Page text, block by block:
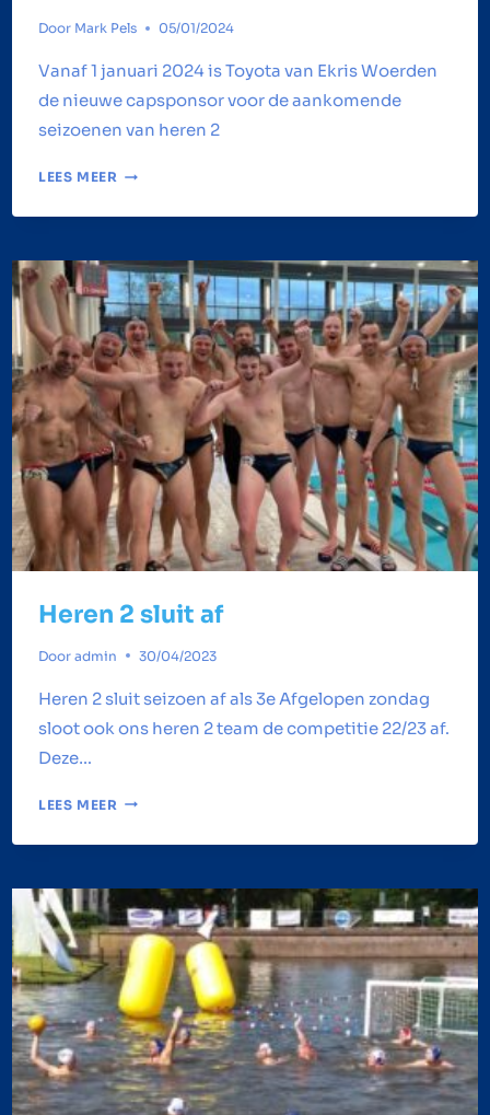
Door Mark Pels 05/01/2024
Vanaf 1 januari 2024 is Toyota van Ekris Woerden
de nieuwe capsponsor voor de aankomende
seizoenen van heren 2
LEES MEER TOYOTA
EKRIS
NIEUWE
CAPSPONSOR!
Heren 2 sluit af
Door admin 30/04/2023
Heren 2 sluit seizoen af als 3e Afgelopen zondag
sloot ook ons heren 2 team de competitie 22/23 af.
Deze…
LEES MEER HEREN
SLUIT